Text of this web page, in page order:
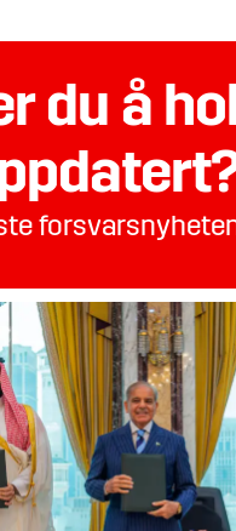
du å